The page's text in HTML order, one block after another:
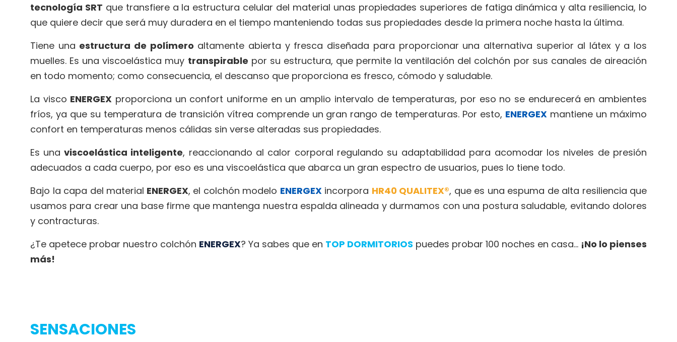
tecnología SRT que transfiere a la estructura celular del material unas propiedades superiores de fatiga dinámica y alta resiliencia, lo
que quiere decir que será muy duradera en el tiempo manteniendo todas sus propiedades desde la primera noche hasta la última.
Tiene una estructura de polímero altamente abierta y fresca diseñada para proporcionar una alternativa superior al látex y a los
muelles. Es una viscoelástica muy transpirable por su estructura, que permite la ventilación del colchón por sus canales de aireación
en todo momento; como consecuencia, el descanso que proporciona es fresco, cómodo y saludable.
La visco ENERGEX proporciona un confort uniforme en un amplio intervalo de temperaturas, por eso no se endurecerá en ambientes
fríos, ya que su temperatura de transición vítrea comprende un gran rango de temperaturas. Por esto, ENERGEX mantiene un máximo
confort en temperaturas menos cálidas sin verse alteradas sus propiedades.
Es una viscoelástica inteligente, reaccionando al calor corporal regulando su adaptabilidad para acomodar los niveles de presión
adecuados a cada cuerpo, por eso es una viscoelástica que abarca un gran espectro de usuarios, pues lo tiene todo.
Bajo la capa del material ENERGEX, el colchón modelo ENERGEXincorpora HR40 QUALITEX®, que es una espuma de alta resiliencia que
usamos para crear una base firme que mantenga nuestra espalda alineada y durmamos con una postura saludable, evitando dolores
y contracturas.
¿Te apetece probar nuestro colchón ENERGEX? Ya sabes que en TOP DORMITORIOS puedes probar 100 noches en casa… ¡No lo pienses
más!
SENSACIONES